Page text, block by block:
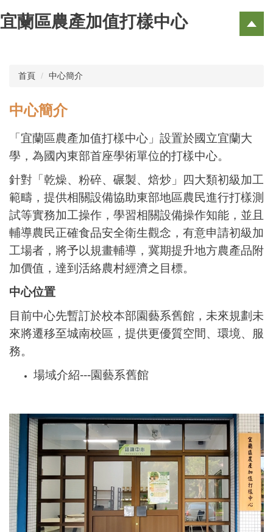
到
宜蘭區農產加值打樣中心
首頁 中心簡介
中心簡介
「宜蘭區農產加值打樣中心」設置於國立宜蘭大
學，為國內東部首座學術單位的打樣中心。
針對「乾燥、粉碎、碾製、焙炒」四大類初級加工
範疇，提供相關設備協助東部地區農民進行打樣測
試等實務加工操作，學習相關設備操作知能，並且
輔導農民正確食品安全衛生觀念，有意申請初級加
工場者，將予以規畫輔導，冀期提升地方農產品附
加價值，達到活絡農村經濟之目標。
中心位置
目前中心先暫訂於校本部園藝系舊館，未來規劃未
來將遷移至城南校區，提供更優質空間、環境、服
務。
場域介紹---園藝系舊館